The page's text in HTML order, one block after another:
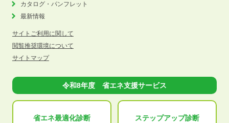
カタログ・パンフレット
最新情報
サイトご利用に関して
閲覧推奨環境について
サイトマップ
令和8年度 省エネ支援サービス
省エネ最適化診断 ステップアップ診断